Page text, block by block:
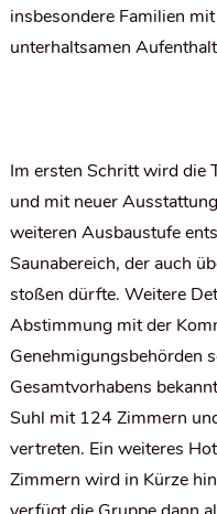
insbesondere Familien
unterhaltsamen
Im ersten Schritt wird die
und mit neuer
weiteren Ausbaustufe
Saunabereich, der auch
stoßen dürfte. Weitere
Abstimmung mit der
Genehmigungsbehörden
Gesamtvorhabens
Suhl mit 124 Zimmern
vertreten. Ein weiteres
Zimmern wird in Kürze